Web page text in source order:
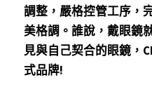
調整，嚴格控管工序，
美格調。誰說，戴眼鏡
見與自己契合的眼鏡，
式品牌!